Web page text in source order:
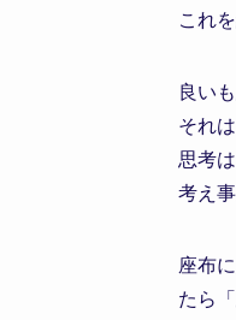
これ
良い
それ
思考
考え
座布
たら